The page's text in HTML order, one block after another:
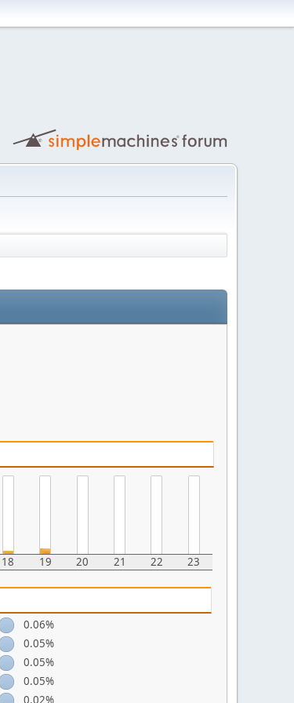
18 19 20 21 22 23
0.06%
0.05%
0.05%
0.05%
0.02%